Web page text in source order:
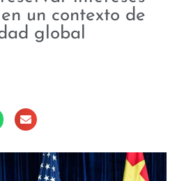
un contexto de
global